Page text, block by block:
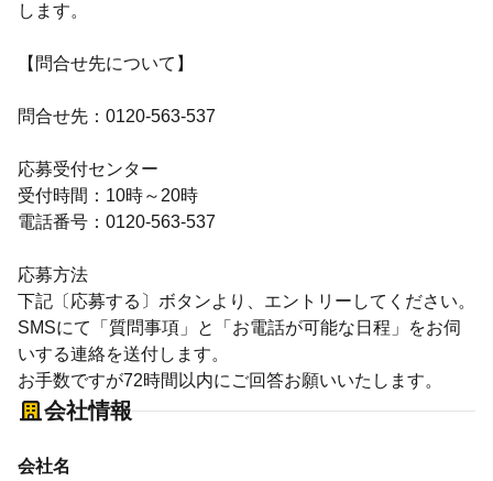
します。
【問合せ先について】
問合せ先：0120-563-537
応募受付センター
受付時間：10時～20時
電話番号：0120-563-537
応募方法
下記〔応募する〕ボタンより、エントリーしてください。
SMSにて「質問事項」と「お電話が可能な日程」をお伺
いする連絡を送付します。
お手数ですが72時間以内にご回答お願いいたします。
会社情報
会社名